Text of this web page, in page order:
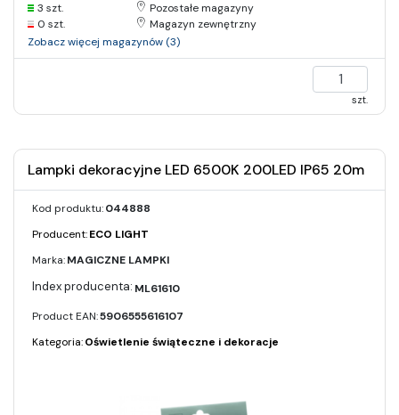
3 szt.
Pozostałe magazyny
0 szt.
Magazyn zewnętrzny
Zobacz więcej magazynów (3)
szt.
Lampki dekoracyjne LED 6500K 200LED IP65 20m
Kod produktu:044888
Producent:ECO LIGHT
Marka:MAGICZNE LAMPKI
ML61610
Product EAN:5906555616107
Kategoria:Oświetlenie świąteczne i dekoracje